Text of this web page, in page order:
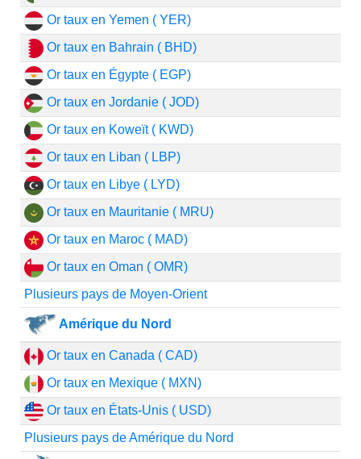
Or taux en Yemen ( YER)
Or taux en Bahrain ( BHD)
Or taux en Égypte ( EGP)
Or taux en Jordanie ( JOD)
Or taux en Koweït ( KWD)
Or taux en Liban ( LBP)
Or taux en Libye ( LYD)
Or taux en Mauritanie ( MRU)
Or taux en Maroc ( MAD)
Or taux en Oman ( OMR)
Plusieurs pays de Moyen-Orient
Amérique du Nord
Or taux en Canada ( CAD)
Or taux en Mexique ( MXN)
Or taux en États-Unis ( USD)
Plusieurs pays de Amérique du Nord